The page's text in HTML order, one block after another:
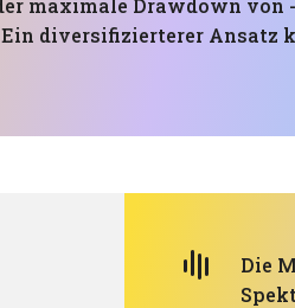
maximale Drawdown
diversifizierterer Ansatz
Die